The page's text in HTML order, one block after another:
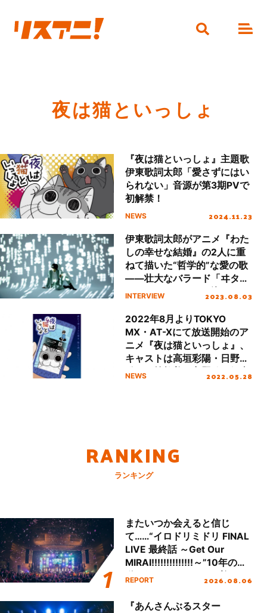
夜は猫といっしょ
『夜は猫といっしょ』主題歌
伊東歌詞太郎「愛さずにはい
られない」音源が第3期PVで
初解禁！
NEWS 2024.11.23
伊東歌詞太郎がアニメ『わた
しの幸せな結婚』の2人に重
ねて描いた“哲学的”な愛の歌
――壮大なバラード「ヰタ・
フィロソフィカ」に込められ
INTERVIEW 2023.08.03
2022年8月よりTOKYO
MX・AT-Xにて放送開始のア
ニメ『夜は猫といっしょ』、
キャストは高垣彩陽・日野
聡・種﨑敦美！主題歌は伊東
NEWS 2022.05.28
RANKING
ランキング
またいつか会えると信じ
て……“イロドリミドリ FINAL
LIVE 最終話 ～Get Our
MIRAI!!!!!!!!!!!!!!～”10年の活
動を経てファイナルを迎える
REPORT 2026.08.06
『あんさんぶるスター